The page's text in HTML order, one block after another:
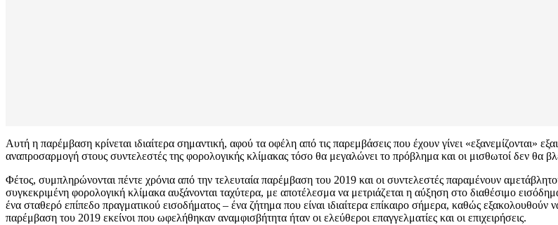
Αυτή η παρέμβαση κρίνεται ιδιαίτερα σημαντική, αφού τα οφέλη από τις παρεμβάσεις που έχουν γίνει «εξανεμίζονται»
αναπροσαρμογή στους συντελεστές της φορολογικής κλίμακας τόσο θα μεγαλώνει το πρόβλημα και οι μισθωτοί δεν θα
Φέτος, συμπληρώνονται πέντε χρόνια από την τελευταία παρέμβαση του 2019 και οι συντελεστές παραμένουν
συγκεκριμένη φορολογική κλίμακα αυξάνονται ταχύτερα, με αποτέλεσμα να μετριάζεται η αύξηση στο διαθέσιμο
ένα σταθερό επίπεδο πραγματικού εισοδήματος – ένα ζήτημα που είναι ιδιαίτερα επίκαιρο σήμερα, καθώς
παρέμβαση του 2019 εκείνοι που ωφελήθηκαν αναμφισβήτητα ήταν οι ελεύθεροι επαγγελματίες και οι επιχειρήσεις.